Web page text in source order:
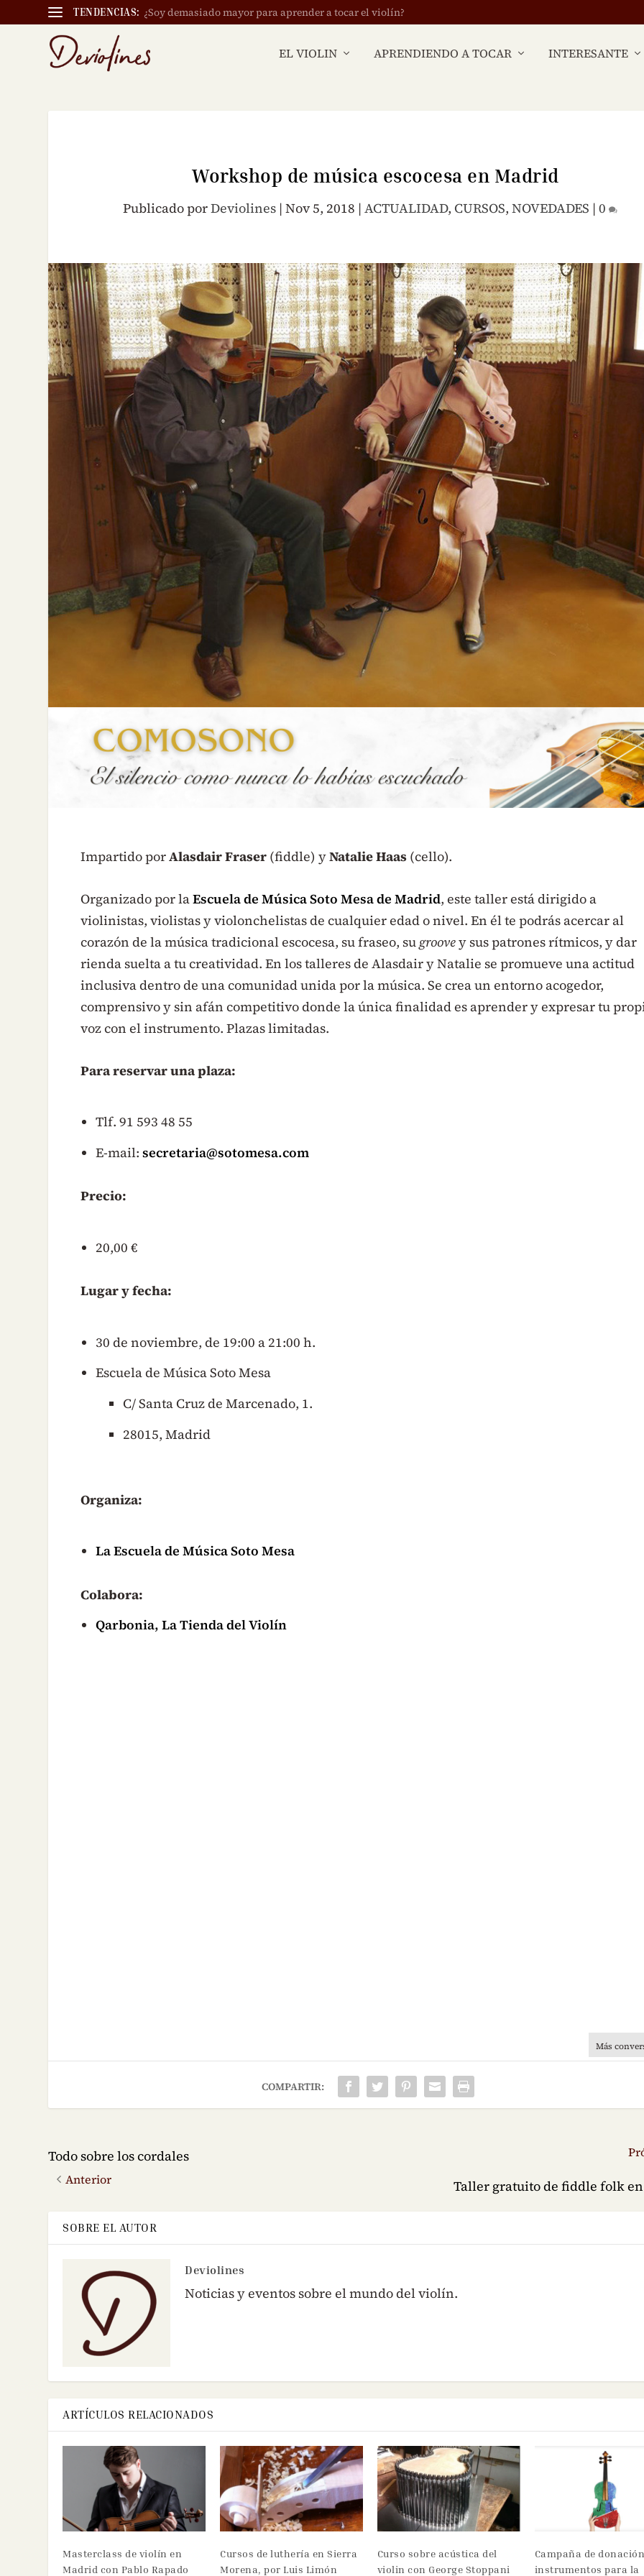
TENDENCIAS: ¿Soy demasiado mayor para aprender a tocar el violín?
EL VIOLIN APRENDIENDO A TOCAR INTERESANTE
Workshop de música escocesa en Madrid
Publicado porDeviolines| Nov 5, 2018 | ACTUALIDAD, CURSOS, NOVEDADES | 0
Impartido porAlasdair Fraser(fiddle) yNatalie Haas(cello).
Organizado por laEscuela de Música Soto Mesa de Madrid, este taller está dirigido a
violinistas, violistas y violonchelistas de cualquier edad o nivel. En él te podrás acercar al
corazón de la música tradicional escocesa, su fraseo, su groovey sus patrones rítmicos, y dar
rienda suelta a tu creatividad. En los talleres de Alasdair y Natalie se promueve una actitud
inclusiva dentro de una comunidad unida por la música. Se crea un entorno acogedor,
comprensivo y sin afán competitivo donde la única finalidad es aprender y expresar tu
voz con el instrumento. Plazas limitadas.
Para reservar una plaza:
Tlf. 91 593 48 55
E-mail: secretaria@sotomesa.com
Precio:
20,00 €
Lugar y fecha:
30 de noviembre, de 19:00 a 21:00 h.
Escuela de Música Soto Mesa
C/ Santa Cruz de Marcenado, 1.
28015, Madrid
Organiza:
La Escuela de Música Soto Mesa
Colabora:
Qarbonia, La Tienda del Violín
Más
COMPARTIR:
Todo sobre los cordales
Anterior Taller gratuito de fiddle folk
SOBRE EL AUTOR
Deviolines
Noticias y eventos sobre el mundo del violín.
ARTÍCULOS RELACIONADOS
Masterclass de violín en
Madrid con Pablo Rapado
Cursos de luthería en Sierra
Morena, por Luis Limón
Curso sobre acústica del
violin con George Stoppani
Campaña de
instrumentos para la